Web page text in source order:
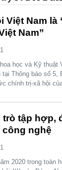
Việt Nam
Nam”
học và Kỹ
tại Thông báo số
chính trị-xã hội
trò tập hợp,
công nghệ
2020 trong toàn